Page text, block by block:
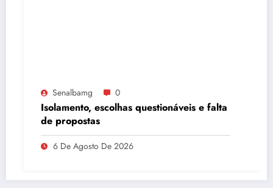
Senalbamg 0
Isolamento, escolhas questionáveis e falta
de propostas
6 De Agosto De 2026